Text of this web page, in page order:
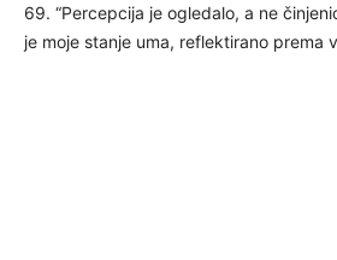
69. “Percepcija je ogledalo, a ne
je moje stanje uma, reflektirano prema